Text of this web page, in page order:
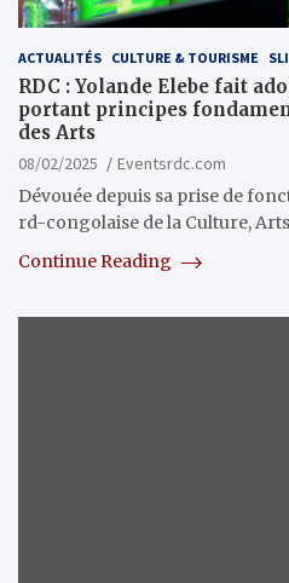
ACTUALITÉS CULTURE & TOURISME
RDC : Yolande Elebe fait
portant principes
des Arts
08/02/2025
Eventsrdc.com
Dévouée depuis sa prise de
rd-congolaise de la Culture,
Continue Reading